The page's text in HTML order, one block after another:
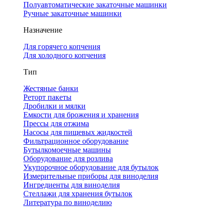
Полуавтоматические закаточные машинки
Ручные закаточные машинки
Назначение
Для горячего копчения
Для холодного копчения
Тип
Жестяные банки
Реторт пакеты
Дробилки и мялки
Емкости для брожения и хранения
Прессы для отжима
Насосы для пищевых жидкостей
Фильтрационное оборудование
Бутылкомоечные машины
Оборудование для розлива
Укупорочное оборудование для бутылок
Измерительные приборы для виноделия
Ингредиенты для виноделия
Стеллажи для хранения бутылок
Литература по виноделию